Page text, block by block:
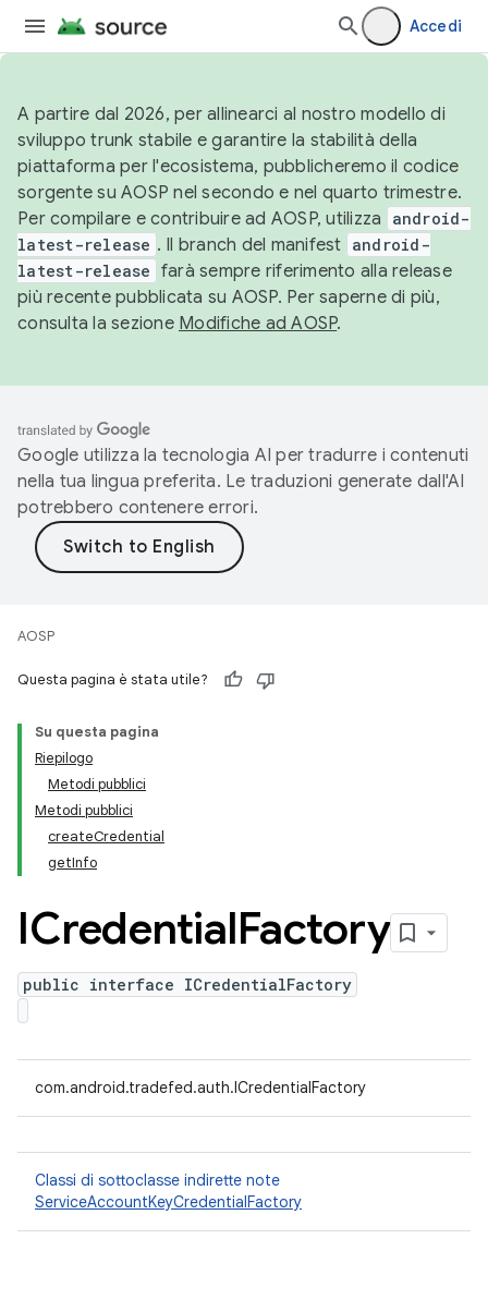
Accedi
A partire dal 2026, per allinearci al nostro modello di
sviluppo trunk stabile e garantire la stabilità della
piattaforma per l'ecosistema, pubblicheremo il codice
sorgente su AOSP nel secondo e nel quarto trimestre.
Per compilare e contribuire ad AOSP, utilizza
android-
latest-release . Il branch del manifest android-
latest-release farà sempre riferimento alla release
più recente pubblicata su AOSP. Per saperne di più,
consulta la sezione Modifiche ad AOSP.
Google utilizza la tecnologia AI per tradurre i contenuti
nella tua lingua preferita. Le traduzioni generate dall'AI
potrebbero contenere errori.
AOSP
Questa pagina è stata utile?
Su questa pagina
Riepilogo
Metodi pubblici
Metodi pubblici
createCredential
getInfo
ICredentialFactory
public interface ICredentialFactory
com.android.tradefed.auth.ICredentialFactory
Classi di sottoclasse indirette note
ServiceAccountKeyCredentialFactory